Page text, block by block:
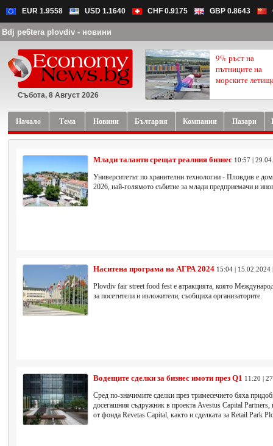
EUR 1.9558 USD 1.1640 CHF 0.9175 GBP 0.8643
Bdj pe6tera plovdiv - новини
Събота, 8 Август 2026
9% ръст на
пътниците на
морските
Начало Тема Новини България Компании Пазари
Млади таланти срещат реалния бизнес 10:57 |
Университетът по хранителни технологии - Пловдив е
2026, най-голямото събитие за млади предприемачи и
Наситена програма на АГРА 2024 15:04 | 15.02.2024
Plovdiv fair street food fest е атракцията, която
за посетители и изложители, съобщиха организаторите.
Водещите сделки за бизнес имоти през Q1 11:20 |
Сред по-значимите сделки през тримесечието бяха
досегашния съдружник в проекта Avestus Capital
от фонда Revetas Capital, както и сделката за Retail Park